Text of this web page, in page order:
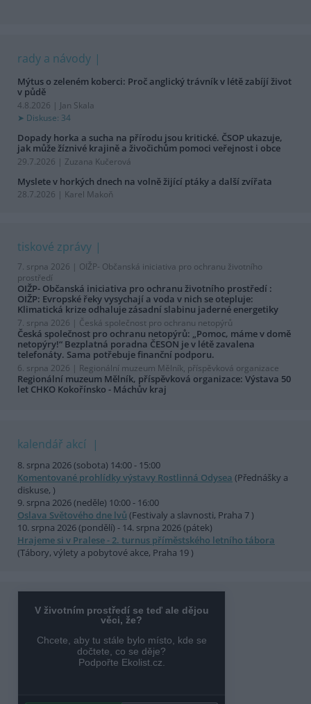
rady a návody
Mýtus o zeleném koberci: Proč anglický trávník v létě zabíjí život
v půdě
4.8.2026 | Jan Skala
Diskuse: 34
Dopady horka a sucha na přírodu jsou kritické. ČSOP ukazuje,
jak může žíznivé krajině a živočichům pomoci veřejnost i obce
29.7.2026 | Zuzana Kučerová
Myslete v horkých dnech na volně žijící ptáky a další zvířata
28.7.2026 | Karel Makoň
tiskové zprávy
7. srpna 2026 | OIŽP- Občanská iniciativa pro ochranu životního
prostředí
OIŽP- Občanská iniciativa pro ochranu životního prostředí :
OIŽP: Evropské řeky vysychají a voda v nich se otepluje:
Klimatická krize odhaluje zásadní slabinu jaderné energetiky
7. srpna 2026 | Česká společnost pro ochranu netopýrů
Česká společnost pro ochranu netopýrů: „Pomoc, máme v domě
netopýry!“ Bezplatná poradna ČESON je v létě zavalena
telefonáty. Sama potřebuje finanční podporu.
6. srpna 2026 | Regionální muzeum Mělník, příspěvková organizace
Regionální muzeum Mělník, příspěvková organizace: Výstava 50
let CHKO Kokořínsko - Máchův kraj
kalendář akcí
8. srpna 2026 (sobota) 14:00 - 15:00
Komentované prohlídky výstavy Rostlinná Odysea (Přednášky a
diskuse, )
9. srpna 2026 (neděle) 10:00 - 16:00
Oslava Světového dne lvů (Festivaly a slavnosti, Praha 7 )
10. srpna 2026 (pondělí) - 14. srpna 2026 (pátek)
Hrajeme si v Pralese - 2. turnus příměstského letního tábora
(Tábory, výlety a pobytové akce, Praha 19 )